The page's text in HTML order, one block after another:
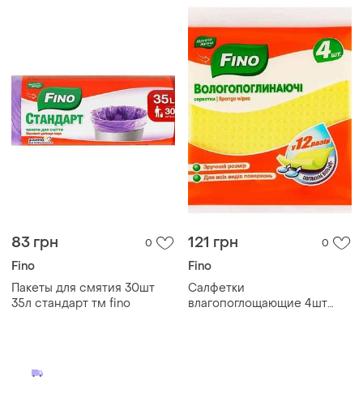
83 грн 0
Fino
Пакеты для смятия 30шт
35л стандарт тм fino
121 грн 0
Fino
Салфетки
влагопоглощающие 4шт